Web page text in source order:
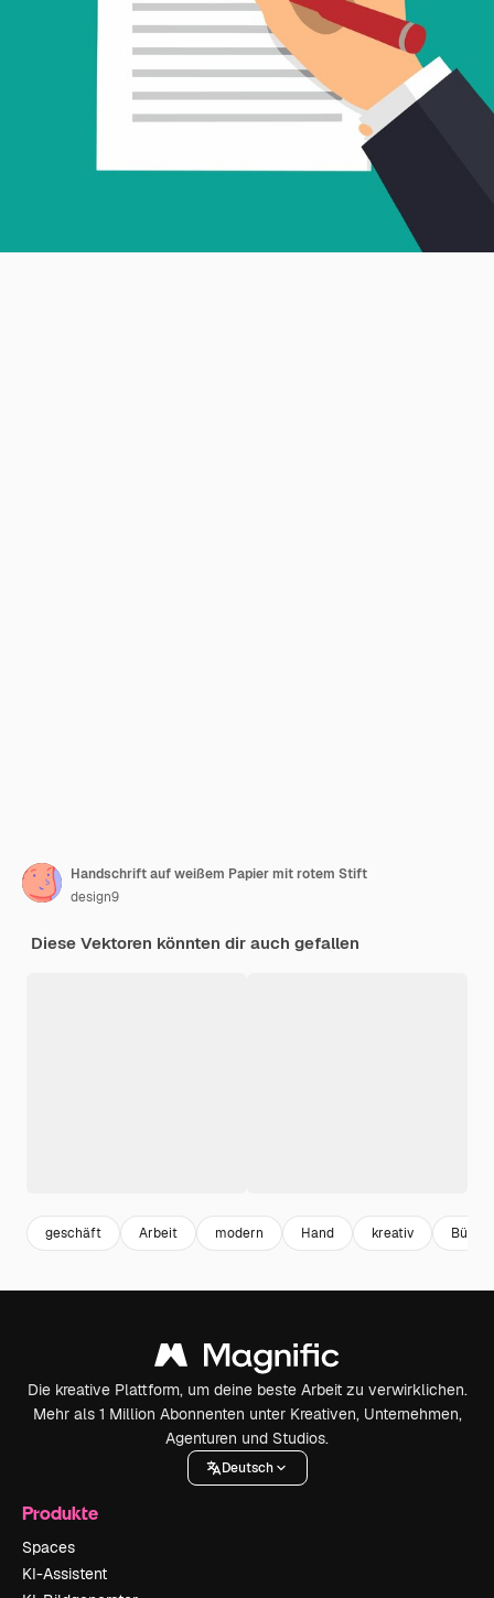
Handschrift auf weißem Papier mit rotem Stift
design9
Diese Vektoren könnten dir auch gefallen
geschäft Arbeit modern Hand kreativ Büro
Die kreative Plattform, um deine beste Arbeit zu verwirklichen.
Mehr als 1 Million Abonnenten unter Kreativen, Unternehmen,
Agenturen und Studios.
Deutsch
Produkte
Spaces
KI-Assistent